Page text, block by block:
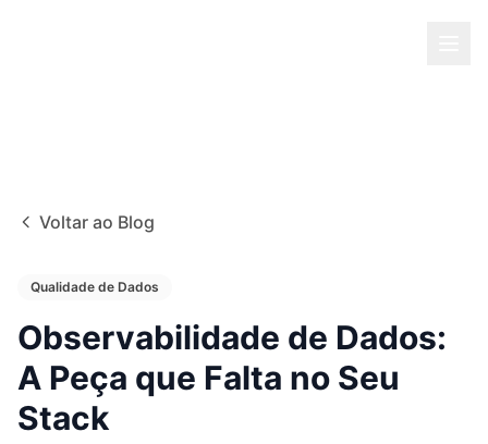
Voltar ao Blog
Qualidade de Dados
Observabilidade de Dados:
A Peça que Falta no Seu
Stack